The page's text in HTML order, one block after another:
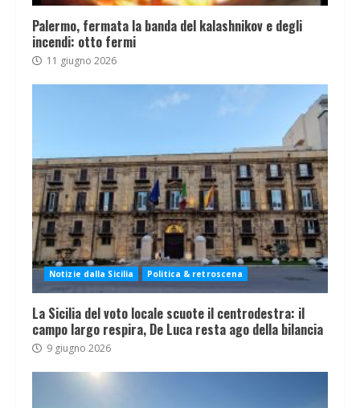
Palermo, fermata la banda del kalashnikov e degli
incendi: otto fermi
11 giugno 2026
Notizie dalla Sicilia Politica & retroscena
La Sicilia del voto locale scuote il centrodestra: il
campo largo respira, De Luca resta ago della bilancia
9 giugno 2026